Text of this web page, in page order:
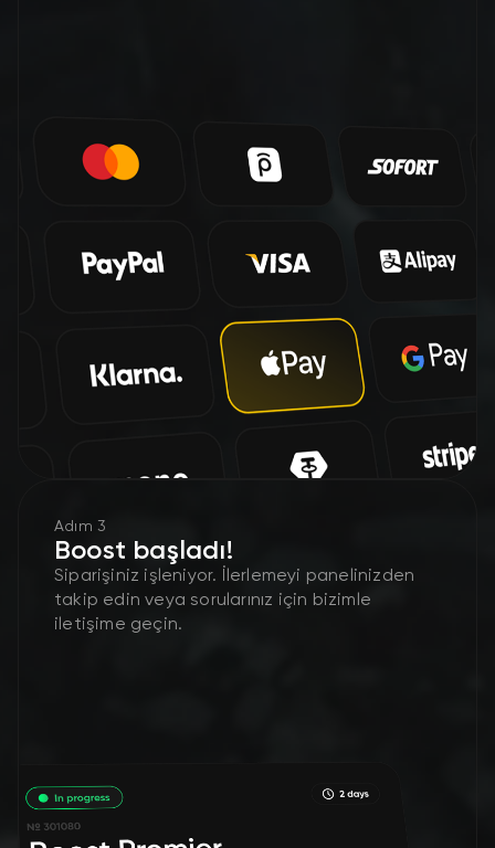
Adım 3
Boost başladı!
Siparişiniz işleniyor. İlerlemeyi panelinizden
takip edin veya sorularınız için bizimle
iletişime geçin.